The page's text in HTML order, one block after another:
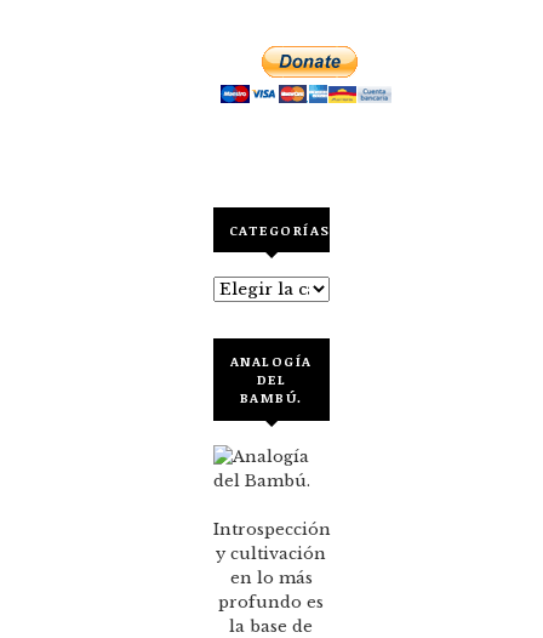
CATEGORÍAS
Categorías
ANALOGÍA
DEL
BAMBÚ.
Introspección
y cultivación
en lo más
profundo es
la base de